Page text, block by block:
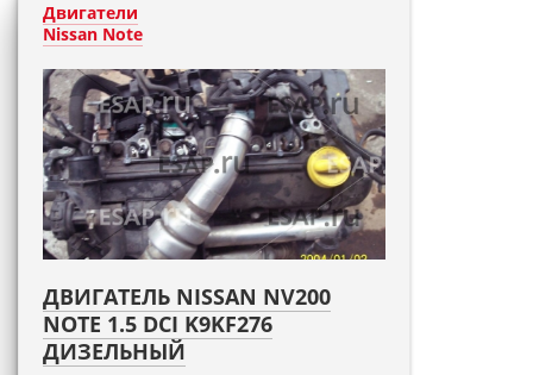
Двигатели
Nissan Note
ДВИГАТЕЛЬ NISSAN NV200
NOTE 1.5 DCI K9KF276
ДИЗЕЛЬНЫЙ